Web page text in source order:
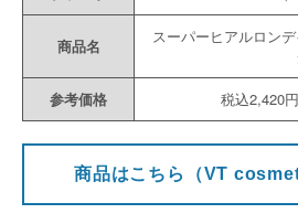
商品名
スーパーヒアルロン
参考価格 税込2,420
商品はこちら（VT